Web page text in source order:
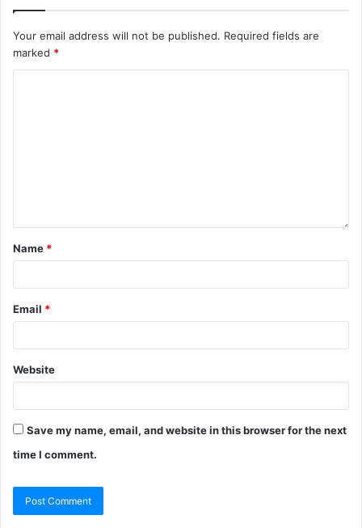
Your email address will not be published. Required fields are
marked *
Name *
Email *
Website
Save my name, email, and website in this browser for the next
time I comment.